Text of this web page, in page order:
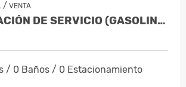
/ VENTA
VENTA ESTACIÓN DE SERVICIO (GASOLINERA)
/ 0 Baños / 0 Estacionamiento